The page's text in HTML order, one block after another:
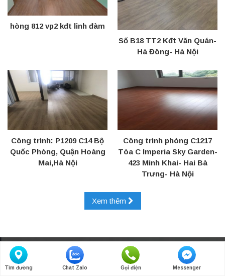
hòng 812 vp2 kđt linh đàm
Số B18 TT2 Kđt Văn Quán-
Hà Đông- Hà Nội
Công trình: P1209 C14 Bộ
Quốc Phòng, Quận Hoàng
Mai,Hà Nội
Công trình phòng C1217
Tòa C Imperia Sky Garden-
423 Minh Khai- Hai Bà
Trưng- Hà Nội
Xem thêm
THÔNG TIN LIÊN HỆ
Tìm đường Chat Zalo Gọi điện Messenger